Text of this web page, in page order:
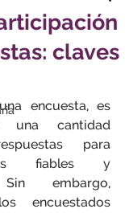
claves
encuesta, es
una cantidad
para
fiables y
Sin embargo,
encuestados